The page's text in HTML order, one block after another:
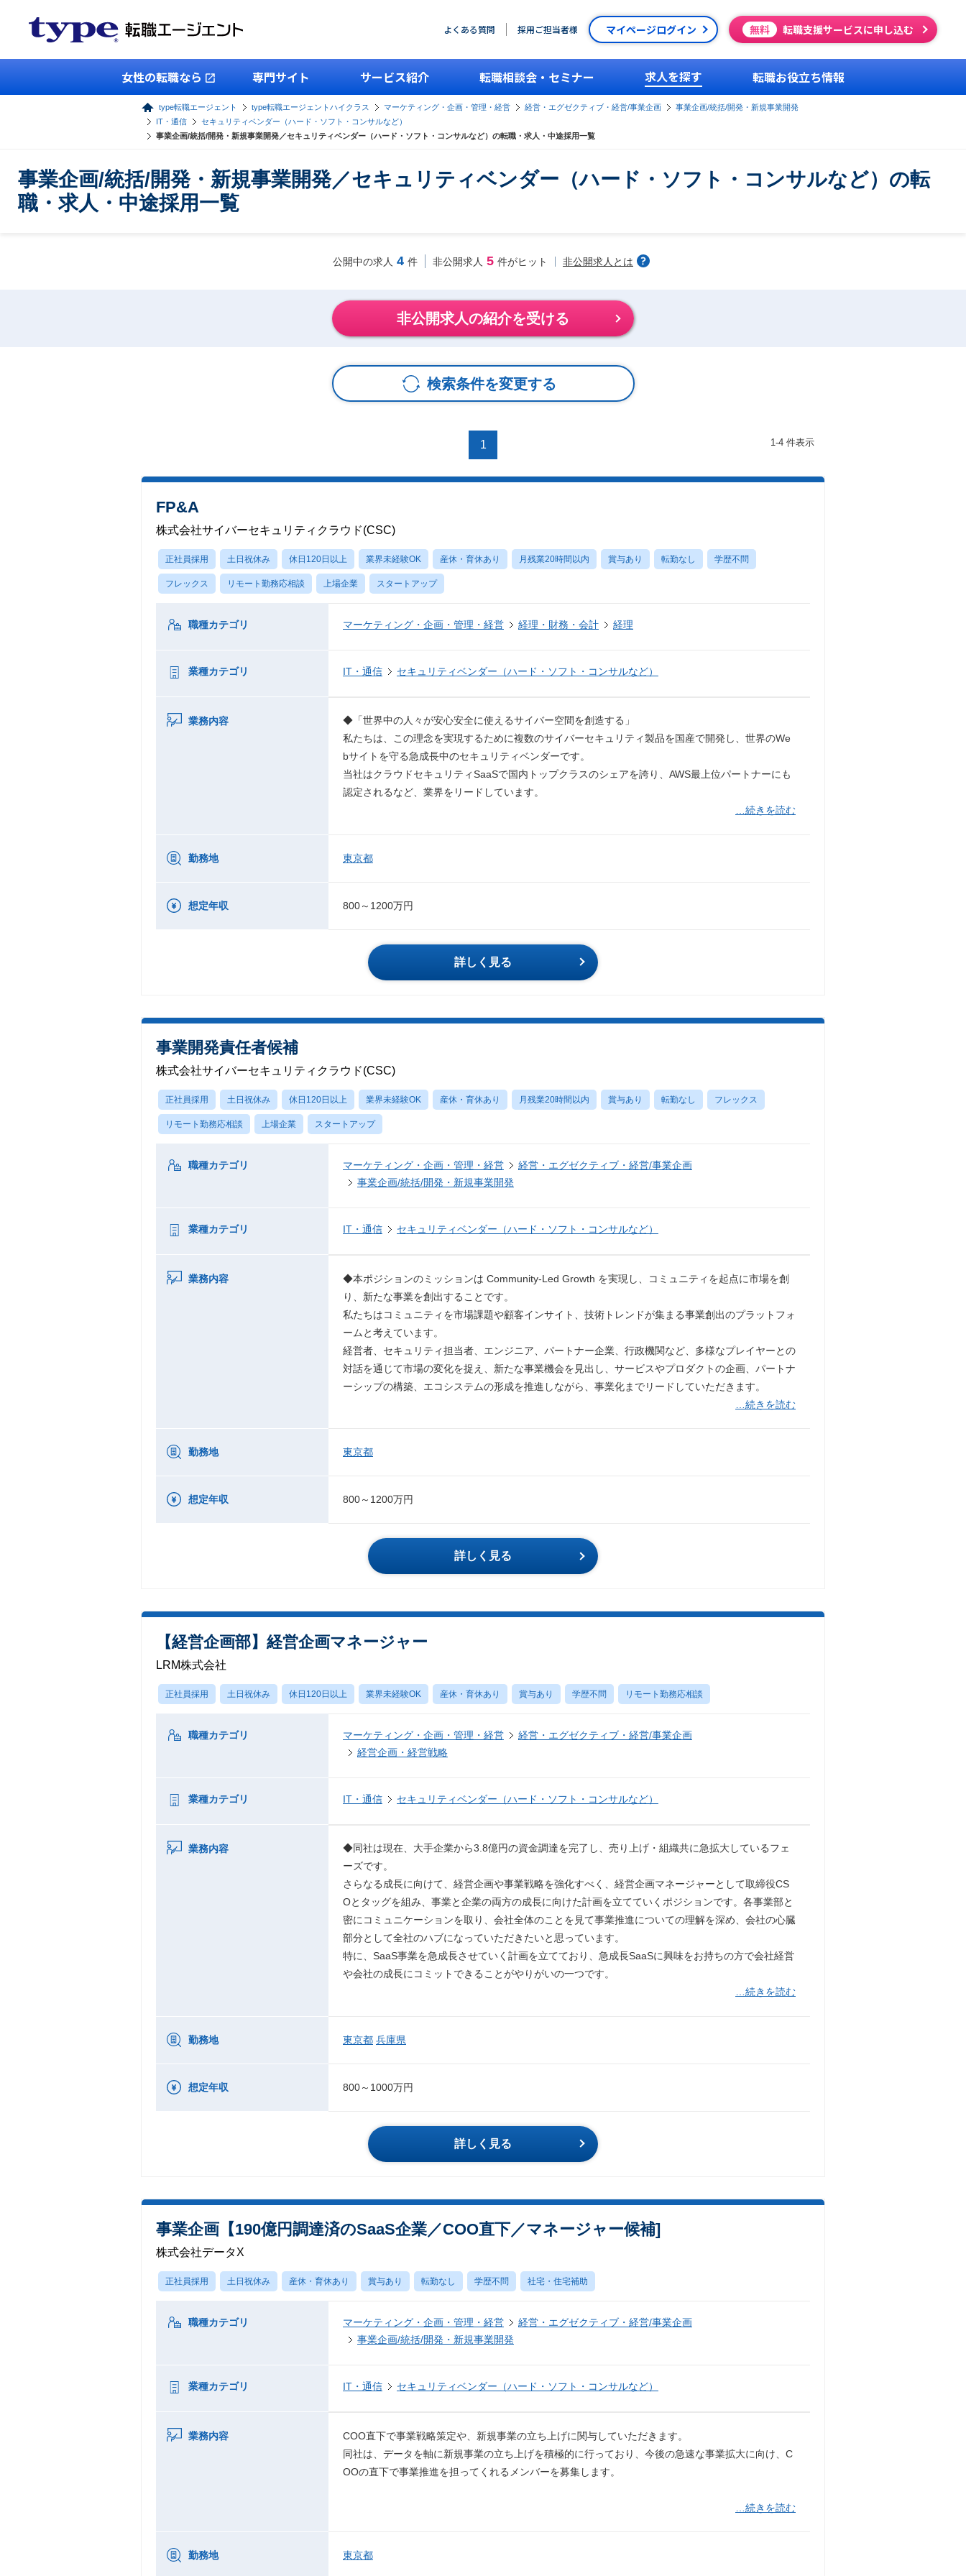
よくある質問 採用ご担当者様 マイページログイン 無料 転職支援サービスに申し込む
女性の転職なら 専門サイト サービス紹介 転職相談会・セミナー 求人を探す 転職お役立ち情報
type転職エージェント type転職エージェントハイクラス マーケティング・企画・管理・経営 経営・エグゼクティブ・経営/事業企画
事業企画/統括/開発・新規事業開発
IT・通信
セキュリティベンダー（ハード・ソフト・コンサルなど）
事業企画/統括/開発・新規事業開発／セキュリティベンダー（ハード・ソフト・コンサルなど）の転職・求人・中途採用一覧
事業企画/統括/開発・新規事業開発／セキュリティベンダー（ハード・ソフト・コンサルなど）の転
職・求人・中途採用一覧
公開中の求人 4 件 非公開求人 5 件がヒット 非公開求人とは
非公開求人の紹介を受ける
検索条件を変更する
1 1-4 件表示
FP&A
株式会社サイバーセキュリティクラウド(CSC)
正社員採用 土日祝休み 休日120日以上 業界未経験OK 産休・育休あり 月残業20時間以内 賞与あり 転勤なし 学歴不問
フレックス リモート勤務応相談 上場企業 スタートアップ
職種カテゴリ マーケティング・企画・管理・経営 経理・財務・会計 経理
業種カテゴリ IT・通信 セキュリティベンダー（ハード・ソフト・コンサルなど）
業務内容
◆「世界中の人々が安心安全に使えるサイバー空間を創造する」
私たちは、この理念を実現するために複数のサイバーセキュリティ製品を国産で開発し、世界のWe
bサイトを守る急成長中のセキュリティベンダーです。
当社はクラウドセキュリティSaaSで国内トップクラスのシェアを誇り、AWS最上位パートナーにも
認定されるなど、業界をリードしています。
…続きを読む
勤務地 東京都
想定年収 800～1200万円
詳しく見る
事業開発責任者候補
株式会社サイバーセキュリティクラウド(CSC)
正社員採用 土日祝休み 休日120日以上 業界未経験OK 産休・育休あり 月残業20時間以内 賞与あり 転勤なし フレックス
リモート勤務応相談 上場企業 スタートアップ
職種カテゴリ マーケティング・企画・管理・経営
経営・エグゼクティブ・経営/事業企画
事業企画/統括/開発・新規事業開発
業種カテゴリ IT・通信 セキュリティベンダー（ハード・ソフト・コンサルなど）
業務内容
◆本ポジションのミッションは Community-Led Growth を実現し、コミュニティを起点に市場を創
り、新たな事業を創出することです。
私たちはコミュニティを市場課題や顧客インサイト、技術トレンドが集まる事業創出のプラットフォ
ームと考えています。
経営者、セキュリティ担当者、エンジニア、パートナー企業、行政機関など、多様なプレイヤーとの
対話を通じて市場の変化を捉え、新たな事業機会を見出し、サービスやプロダクトの企画、パートナ
ーシップの構築、エコシステムの形成を推進しながら、事業化までリードしていただきます。
…続きを読む
勤務地 東京都
想定年収 800～1200万円
詳しく見る
【経営企画部】経営企画マネージャー
LRM株式会社
正社員採用 土日祝休み 休日120日以上 業界未経験OK 産休・育休あり 賞与あり 学歴不問 リモート勤務応相談
職種カテゴリ マーケティング・企画・管理・経営
経営・エグゼクティブ・経営/事業企画
経営企画・経営戦略
業種カテゴリ IT・通信 セキュリティベンダー（ハード・ソフト・コンサルなど）
業務内容
◆同社は現在、大手企業から3.8億円の資金調達を完了し、売り上げ・組織共に急拡大しているフェ
ーズです。
さらなる成長に向けて、経営企画や事業戦略を強化すべく、経営企画マネージャーとして取締役CS
Oとタッグを組み、事業と企業の両方の成長に向けた計画を立てていくポジションです。各事業部と
密にコミュニケーションを取り、会社全体のことを見て事業推進についての理解を深め、会社の心臓
部分として全社のハブになっていただきたいと思っています。
特に、SaaS事業を急成長させていく計画を立てており、急成長SaaSに興味をお持ちの方で会社経営
や会社の成長にコミットできることがやりがいの一つです。
…続きを読む
勤務地 東京都 兵庫県
想定年収 800～1000万円
詳しく見る
事業企画【190億円調達済のSaaS企業／COO直下／マネージャー候補]
株式会社データX
正社員採用 土日祝休み 産休・育休あり 賞与あり 転勤なし 学歴不問 社宅・住宅補助
職種カテゴリ マーケティング・企画・管理・経営
経営・エグゼクティブ・経営/事業企画
事業企画/統括/開発・新規事業開発
業種カテゴリ IT・通信 セキュリティベンダー（ハード・ソフト・コンサルなど）
業務内容
COO直下で事業戦略策定や、新規事業の立ち上げに関与していただきます。
同社は、データを軸に新規事業の立ち上げを積極的に行っており、今後の急速な事業拡大に向け、C
OOの直下で事業推進を担ってくれるメンバーを募集します。
…続きを読む
勤務地 東京都